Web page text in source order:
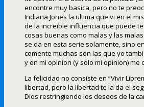
encontre muy basica, pero no te
Indiana Jones la ultima que vi en el
de la increible influencia que puede
cosas buenas como malas y las
se da en esta serie solamente, sino
comente muchas son las que yo
y en mi opinion (y solo mi opinion)
La felicidad no consiste en “Vivir
libertad, pero la libertad te la da el
Dios restringiendo los deseos de la